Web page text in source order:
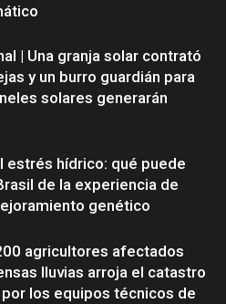
| Una granja solar contrató
y un burro guardián para
solares generarán
estrés hídrico: qué puede
de la experiencia de
genético
agricultores afectados
lluvias arroja el catastro
los equipos técnicos de